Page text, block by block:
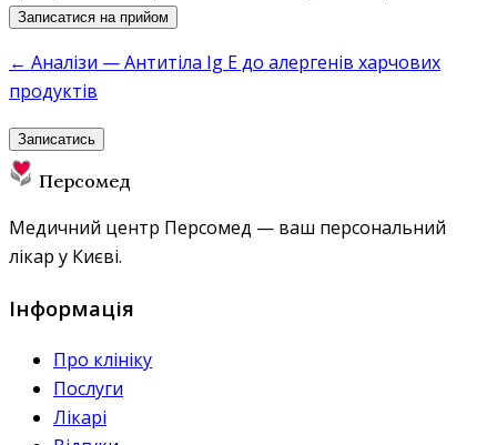
Записатися на прийом
← Аналізи — Антитіла Ig E до алергенів харчових
продуктів
Записатись
Персомед
Медичний центр Персомед — ваш персональний
лікар у Києві.
Інформація
Про клініку
Послуги
Лікарі